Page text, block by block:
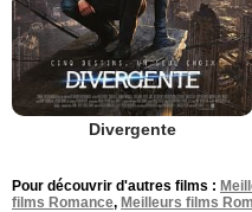
Divergente
Pour découvrir d'autres films :
films Romance, Meilleurs films